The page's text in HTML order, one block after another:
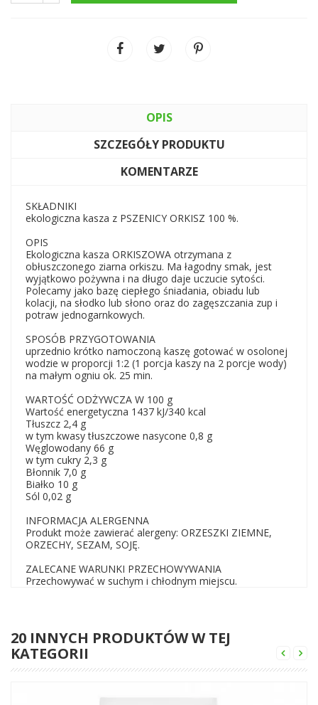
OPIS
SZCZEGÓŁY PRODUKTU
KOMENTARZE
SKŁADNIKI
ekologiczna kasza z PSZENICY ORKISZ 100 %.
OPIS
Ekologiczna kasza ORKISZOWA otrzymana z
obłuszczonego ziarna orkiszu. Ma łagodny smak, jest
wyjątkowo pożywna i na długo daje uczucie sytości.
Polecamy jako bazę ciepłego śniadania, obiadu lub
kolacji, na słodko lub słono oraz do zagęszczania zup i
potraw jednogarnkowych.
SPOSÓB PRZYGOTOWANIA
uprzednio krótko namoczoną kaszę gotować w osolonej
wodzie w proporcji 1:2 (1 porcja kaszy na 2 porcje wody)
na małym ogniu ok. 25 min.
WARTOŚĆ ODŻYWCZA W 100 g
Wartość energetyczna 1437 kJ/340 kcal
Tłuszcz 2,4 g
w tym kwasy tłuszczowe nasycone 0,8 g
Węglowodany 66 g
w tym cukry 2,3 g
Błonnik 7,0 g
Białko 10 g
Sól 0,02 g
INFORMACJA ALERGENNA
Produkt może zawierać alergeny: ORZESZKI ZIEMNE,
ORZECHY, SEZAM, SOJĘ.
ZALECANE WARUNKI PRZECHOWYWANIA
Przechowywać w suchym i chłodnym miejscu.
20 INNYCH PRODUKTÓW W TEJ
KATEGORII